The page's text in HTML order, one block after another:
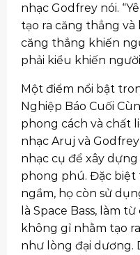
nhạc Godfrey nói.
tạo ra căng thẳng
căng thẳng khiến
phải kiểu khiến
Một điểm nổi bật
Nghiệp Báo Cuối
phong cách và chất
nhạc Aruj và
nhạc cụ để xây
phong phú. Đặc
ngầm, họ còn sử
là Space Bass, làm
không gỉ nhằm tạo
như lòng đại dương.